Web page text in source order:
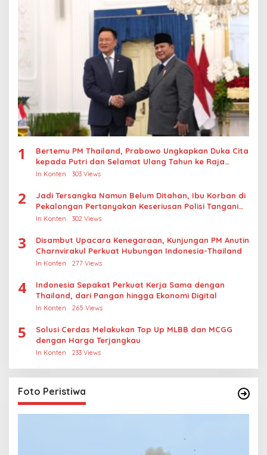
1
Bertemu PM Thailand, Prabowo Ungkapkan Duka Cita
kepada Putri dan Selamat Ulang Tahun ke Raja
Thailand
In Konten 303 Views
2
Jadi Tersangka Namun Belum Ditahan, Ibu Korban di
Pekalongan Pertanyakan Keseriusan Polisi Tangani
Kasus Rudapksa Sampai Anaknya Hamil
In Konten 302 Views
3
Disambut Upacara Kenegaraan, Kunjungan PM Anutin
Charnvirakul Perkuat Hubungan Indonesia-Thailand
In Konten 277 Views
4
Indonesia Sepakat Perkuat Kerja Sama dengan
Thailand, dari Pangan hingga Ekonomi Digital
In Konten 265 Views
5
Solusi Cerdas Melakukan Top Up MLBB dan MCGG
dengan Harga Terjangkau
In Konten 233 Views
Foto Peristiwa